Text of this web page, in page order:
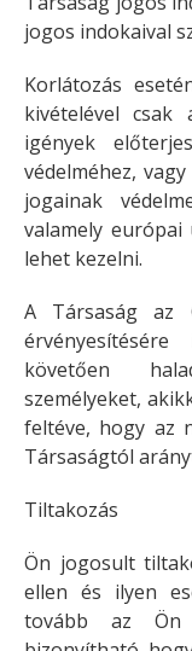
jogos indokaival
Korlátozás
kivételével csak
igények
védelméhez,
jogainak
valamely
lehet kezelni.
A Társaság az
követően
személyeket,
feltéve, hogy az
Társaságtól
Tiltakozás
Ön jogosult
ellen és ilyen
tovább az Ön